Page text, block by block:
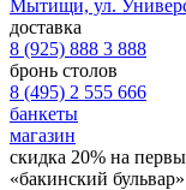
Мытищи, ул.
доставка
8 (925) 888 3 888
бронь столов
8 (495) 2 555 666
банкеты
магазин
скидка 20% на
«бакинский бульвар»